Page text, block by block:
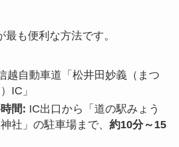
も便利な方法です。
越自動車道「松井田妙義（まつ
IC」
間: IC出口から「道の駅みょう
社」の駐車場まで、 約10分～15